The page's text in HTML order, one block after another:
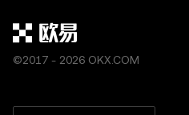
©2017 - 2026 OKX.COM